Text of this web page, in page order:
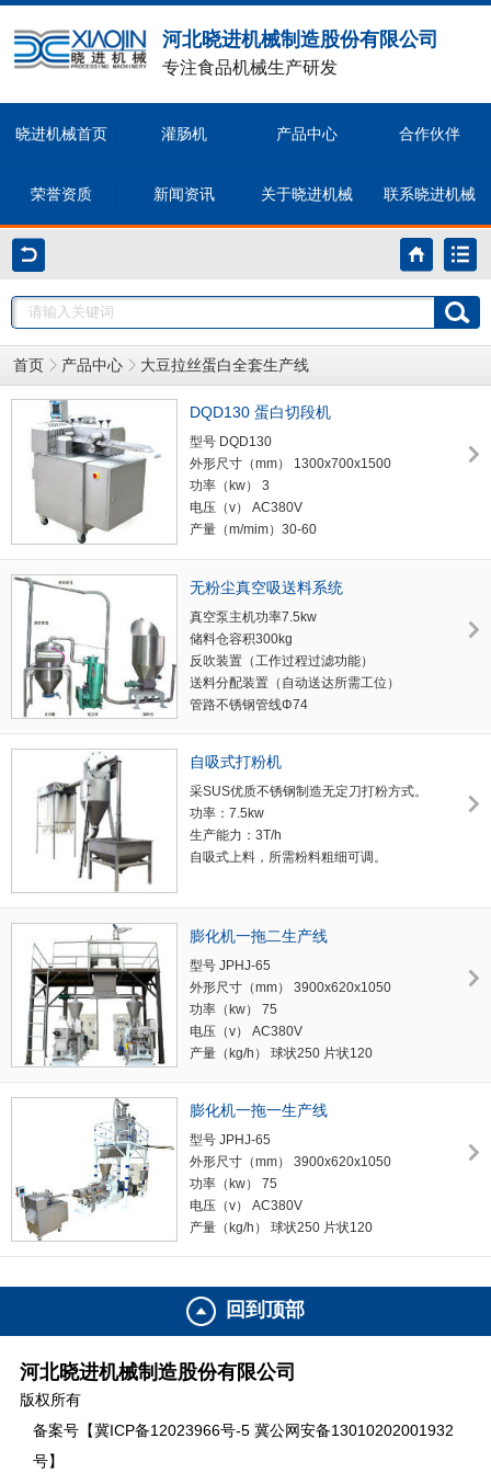
河北晓进机械制造股份有限公司
专注食品机械生产研发
晓进机械首页 灌肠机 产品中心 合作伙伴
荣誉资质 新闻资讯 关于晓进机械 联系晓进机械
首页 产品中心 大豆拉丝蛋白全套生产线
DQD130 蛋白切段机
型号 DQD130
外形尺寸（mm） 1300x700x1500
功率（kw） 3
电压（v） AC380V
产量（m/mim）30-60
无粉尘真空吸送料系统
真空泵主机功率7.5kw
储料仓容积300kg
反吹装置（工作过程过滤功能）
送料分配装置（自动送达所需工位）
管路不锈钢管线Φ74
自吸式打粉机
采SUS优质不锈钢制造无定刀打粉方式。
功率：7.5kw
生产能力：3T/h
自吸式上料，所需粉料粗细可调。
膨化机一拖二生产线
型号 JPHJ-65
外形尺寸（mm） 3900x620x1050
功率（kw） 75
电压（v） AC380V
产量（kg/h） 球状250 片状120
膨化机一拖一生产线
型号 JPHJ-65
外形尺寸（mm） 3900x620x1050
功率（kw） 75
电压（v） AC380V
产量（kg/h） 球状250 片状120
回到顶部
河北晓进机械制造股份有限公司
版权所有
备案号【冀ICP备12023966号-5 冀公网安备13010202001932
号】